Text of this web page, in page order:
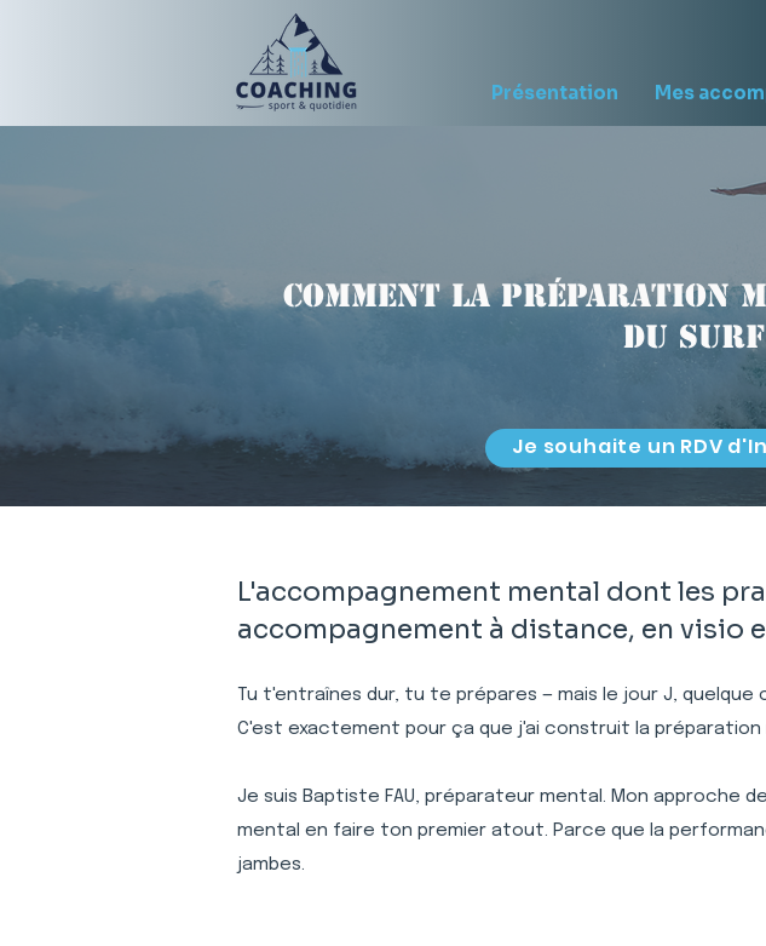
Présentation Mes
Comment la préparation
du surf
Je souhaite un RDV
L'accompagnement mental dont les
accompagnement à distance, en visio
Tu t'entraînes dur, tu te prépares — mais le jour J,
C'est exactement pour ça que j'ai construit la préparation
Je suis Baptiste FAU, préparateur mental. Mon approche
mental en faire ton premier atout. Parce que la
jambes.